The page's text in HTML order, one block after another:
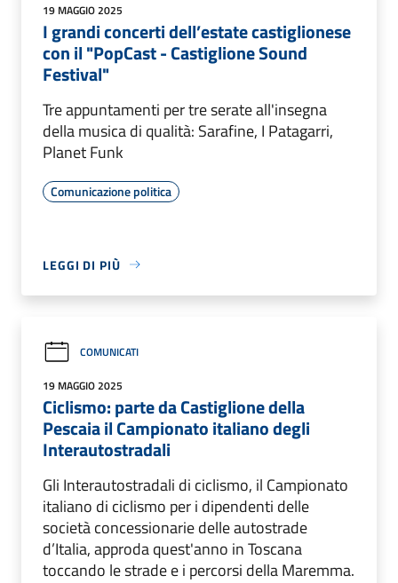
19 MAGGIO 2025
I grandi concerti dell’estate castiglionese
con il "PopCast - Castiglione Sound
Festival"
Tre appuntamenti per tre serate all'insegna
della musica di qualità: Sarafine, I Patagarri,
Planet Funk
Comunicazione politica
LEGGI DI PIÙ
COMUNICATI
19 MAGGIO 2025
Ciclismo: parte da Castiglione della
Pescaia il Campionato italiano degli
Interautostradali
Gli Interautostradali di ciclismo, il Campionato
italiano di ciclismo per i dipendenti delle
società concessionarie delle autostrade
d’Italia, approda quest'anno in Toscana
toccando le strade e i percorsi della Maremma.